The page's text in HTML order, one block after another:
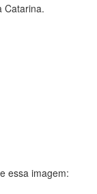
Catarina.
essa imagem: